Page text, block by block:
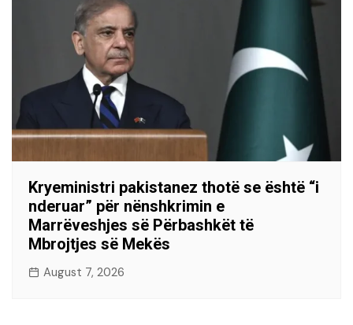
Kryeministri pakistanez thotë se është “i
nderuar” për nënshkrimin e
Marrëveshjes së Përbashkët të
Mbrojtjes së Mekës
August 7, 2026